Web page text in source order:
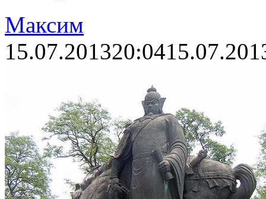
Максим
15.07.201320:04